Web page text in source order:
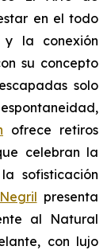
en el todo
y la conexión
su concepto
solo
ofrece retiros
celebran la
sofisticación
presenta
al Natural
con lujo